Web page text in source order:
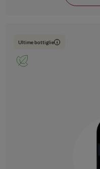
Ultime bottiglie i